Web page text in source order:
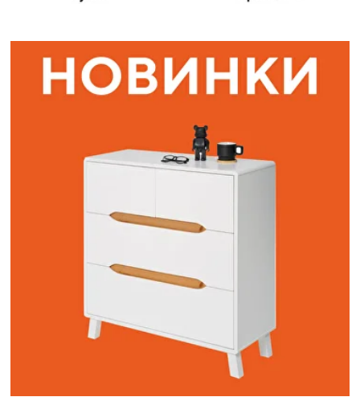
г. Санкт-Петербург, ул. Торжковская 20.
Санкт-Петербург, ул. Васенко 3В